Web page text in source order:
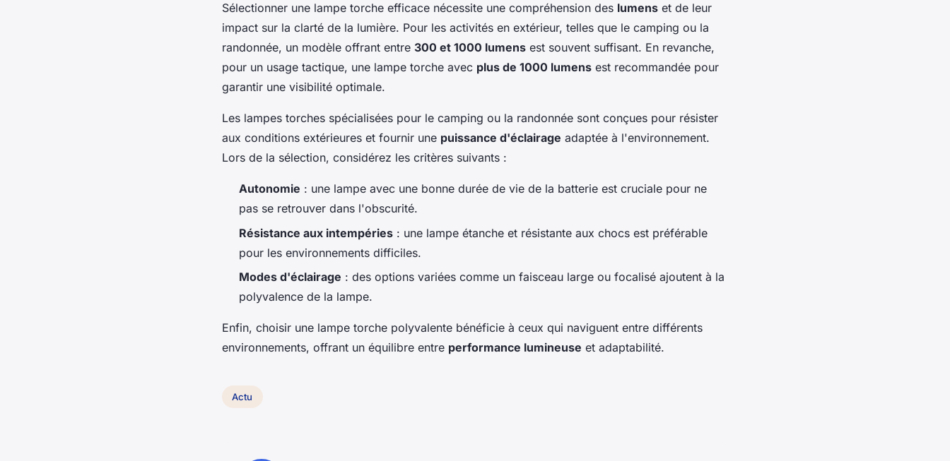
Sélectionner une lampe torche efficace nécessite une compréhension des lumens et de leur
impact sur la clarté de la lumière. Pour les activités en extérieur, telles que le camping ou la
randonnée, un modèle offrant entre 300 et 1000 lumens est souvent suffisant. En revanche,
pour un usage tactique, une lampe torche avec plus de 1000 lumens est recommandée pour
garantir une visibilité optimale.
Les lampes torches spécialisées pour le camping ou la randonnée sont conçues pour résister
aux conditions extérieures et fournir une puissance d'éclairage adaptée à l'environnement.
Lors de la sélection, considérez les critères suivants :
Autonomie : une lampe avec une bonne durée de vie de la batterie est cruciale pour ne
pas se retrouver dans l'obscurité.
Résistance aux intempéries : une lampe étanche et résistante aux chocs est préférable
pour les environnements difficiles.
Modes d'éclairage : des options variées comme un faisceau large ou focalisé ajoutent à la
polyvalence de la lampe.
Enfin, choisir une lampe torche polyvalente bénéficie à ceux qui naviguent entre différents
environnements, offrant un équilibre entre performance lumineuse et adaptabilité.
Actu